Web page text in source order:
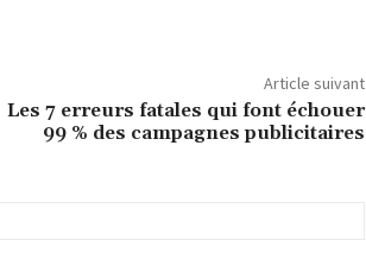
Article suivant
Les 7 erreurs fatales qui font échouer
99 % des campagnes publicitaires